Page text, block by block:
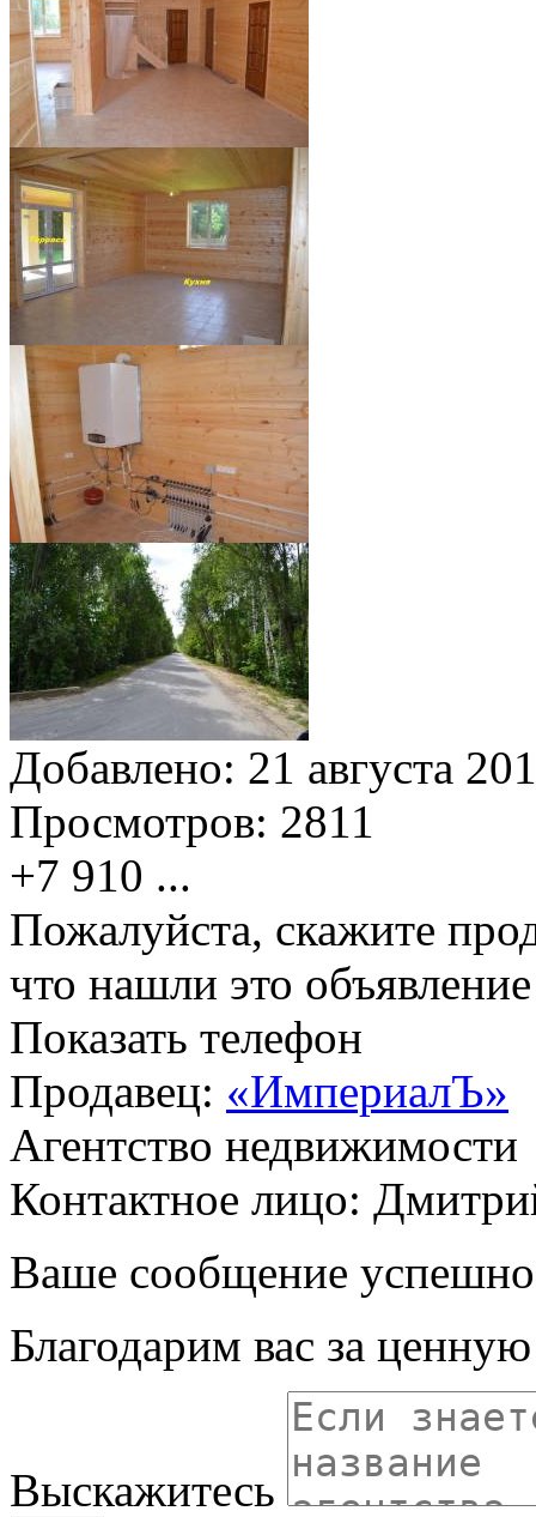
Добавлено: 21 августа
Просмотров: 2811
+7 910 ...
Пожалуйста, скажите
что нашли это
Показать телефон
Продавец: «ИмпериалЪ»
Агентство недвижимости
Контактное лицо:
Ваше сообщение успешно
Благодарим вас за
Выскажитесь